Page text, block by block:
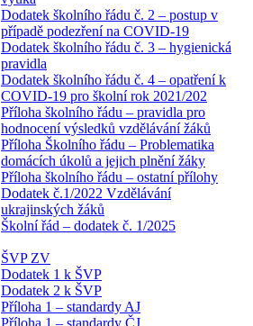
Dodatek školního řádu č. 2 – postup v
případě podezření na COVID-19
Dodatek školního řádu č. 3 – hygienická
pravidla
Dodatek školního řádu č. 4 – opatření k
COVID-19 pro školní rok 2021/202
Příloha školního řádu – pravidla pro
hodnocení výsledků vzdělávání žáků
Příloha Školního řádu – Problematika
domácích úkolů a jejich plnění žáky
Příloha školního řádu – ostatní přílohy
Dodatek č.1/2022 Vzdělávání
ukrajinských žáků
Školní řád – dodatek č. 1/2025
ŠVP ZV
Dodatek 1 k ŠVP
Dodatek 2 k ŠVP
Příloha 1 – standardy AJ
Příloha 1 – standardy ČJ